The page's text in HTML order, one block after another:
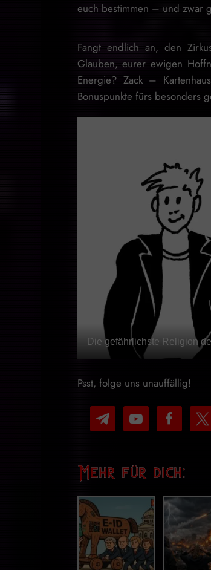
euch bestimmen – und zwar
Fangt endlich an, den
Glauben, eurer ewigen
Energie? Zack –
Bonuspunkte fürs besonders
Die gefährlichste Religion
Psst, folge uns unauffällig!
telegram
youtube-
play
facebook
Mehr für dich: